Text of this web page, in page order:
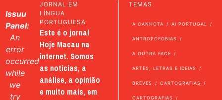
Issuu
Panel:
An
error
occurred
while
we
try
JORNAL EM
LÍNGUA
PORTUGUESA
Este é o jornal
Hoje Macau na
internet. Somos
as notícias, a
análise, a opinião
e muito mais, em
TEMAS
A CANHOTA AI PORTUGAL
ANTROPOFOBIAS
A OUTRA FACE
ARTES, LETRAS E IDEIAS
BREVES CARTOGRAFIAS
CARTOGRAFIAS